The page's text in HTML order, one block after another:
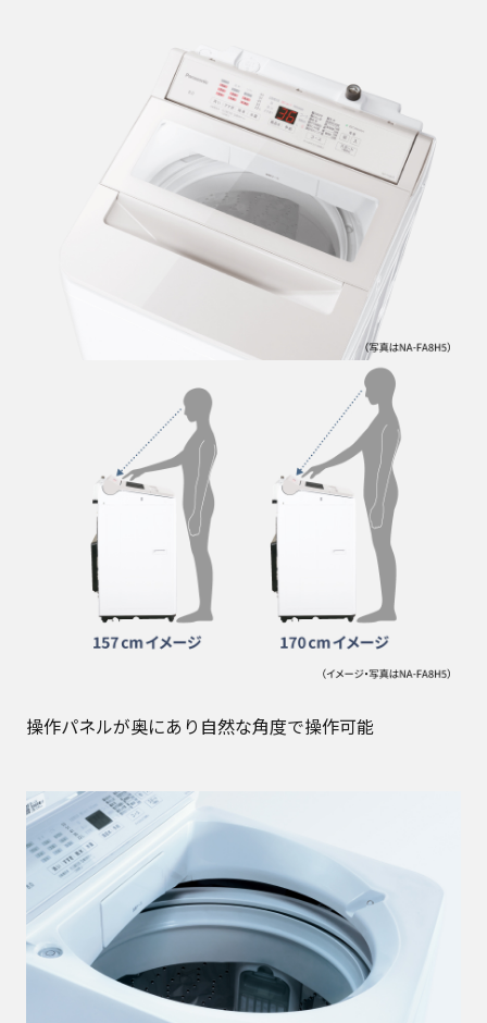
操作パネルが奥にあり自然な角度で操作可能